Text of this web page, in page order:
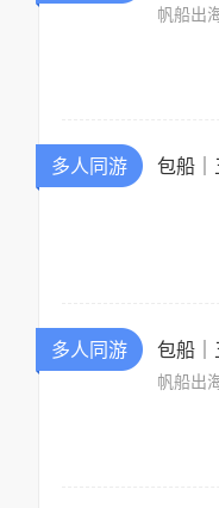
帆船出
多人同游 包船
多人同游 包船
帆船出